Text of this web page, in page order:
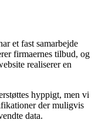
et fast samarbejde
firmaernes tilbud, og
realiserer en
hyppigt, men vi
der muligvis
data.